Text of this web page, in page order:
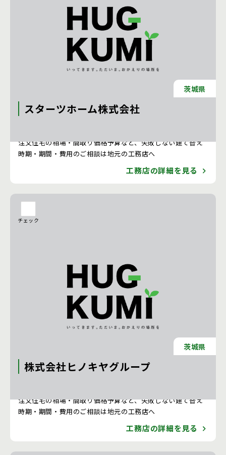
茨城県
スターツホーム株式会社
注文住宅の相場・間取り価格予算など、失敗しない建て替え
時期・期間・費用のご相談は地元の工務店へ
工務店の詳細を見る
チェック
茨城県
株式会社ヒノキヤグループ
注文住宅の相場・間取り価格予算など、失敗しない建て替え
時期・期間・費用のご相談は地元の工務店へ
工務店の詳細を見る